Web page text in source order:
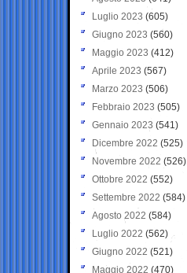
Luglio 2023 (605)
Giugno 2023 (560)
Maggio 2023 (412)
Aprile 2023 (567)
Marzo 2023 (506)
Febbraio 2023 (505)
Gennaio 2023 (541)
Dicembre 2022 (525)
Novembre 2022 (526)
Ottobre 2022 (552)
Settembre 2022 (584)
Agosto 2022 (584)
Luglio 2022 (562)
Giugno 2022 (521)
Maggio 2022 (470)